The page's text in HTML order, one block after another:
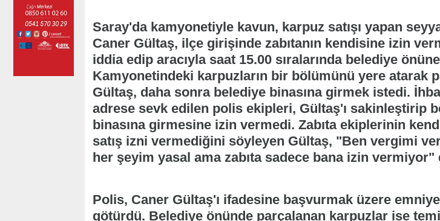
Saray'da kamyonetiyle kavun, karpuz satışı yapan
Caner Gültaş, ilçe girişinde zabıtanın kendisine izin
iddia edip aracıyla saat 15.00 sıralarında belediye
Kamyonetindeki karpuzların bir bölümünü yere atarak
Gültaş, daha sonra belediye binasına girmek istedi.
adrese sevk edilen polis ekipleri, Gültaş'ı sakinleştirip
binasına girmesine izin vermedi. Zabıta ekiplerinin
satış izni vermediğini söyleyen Gültaş, "Ben vergimi
her şeyim yasal ama zabıta sadece bana izin vermiyor"
Polis, Caner Gültaş'ı ifadesine başvurmak üzere
götürdü. Belediye önünde parçalanan karpuzlar ise